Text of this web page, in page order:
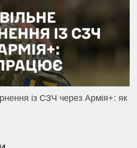
із СЗЧ через Армія+: як